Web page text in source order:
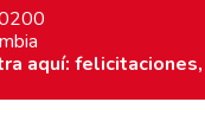
aquí: